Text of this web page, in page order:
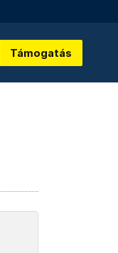
Támogatás